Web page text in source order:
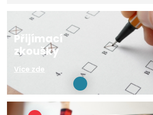
Přijímací
zkoušky
Více zde